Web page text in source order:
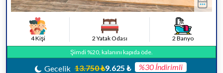
4 Kişi 2 Yatak Odası
2 Banyo
Şimdi %20, kalanını kapıda öde.
Gecelik 13.750 ₺9.625 ₺ %30 İndirimli